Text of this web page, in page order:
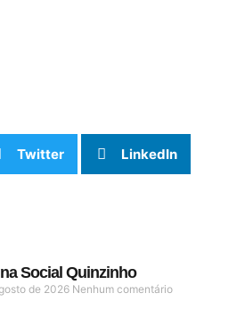
Twitter LinkedIn
Social Quinzinho
de 2026 Nenhum comentário